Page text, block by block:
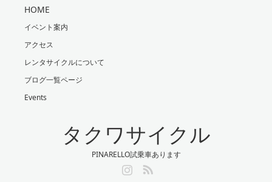
HOME
イベント案内
アクセス
レンタサイクルについて
ブログ一覧ページ
Events
タクワサイクル
PINARELLO試乗車あります